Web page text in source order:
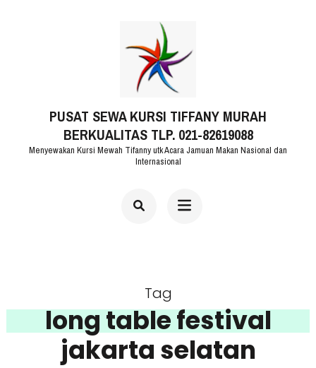
PUSAT SEWA KURSI TIFFANY MURAH
BERKUALITAS TLP. 021-82619088
Menyewakan Kursi Mewah Tifanny utk Acara Jamuan Makan Nasional dan
Internasional
Tag
long table festival
jakarta selatan